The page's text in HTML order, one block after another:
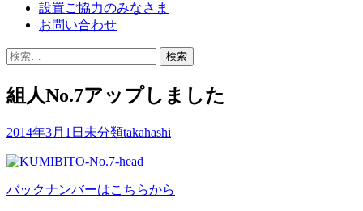
ツ
へ
プ
設置ご協力のみなさま
お問い合わせ
検
組人No.7アップしました
2014年3月1日 未分類takahashi
バックナンバーはこちらから